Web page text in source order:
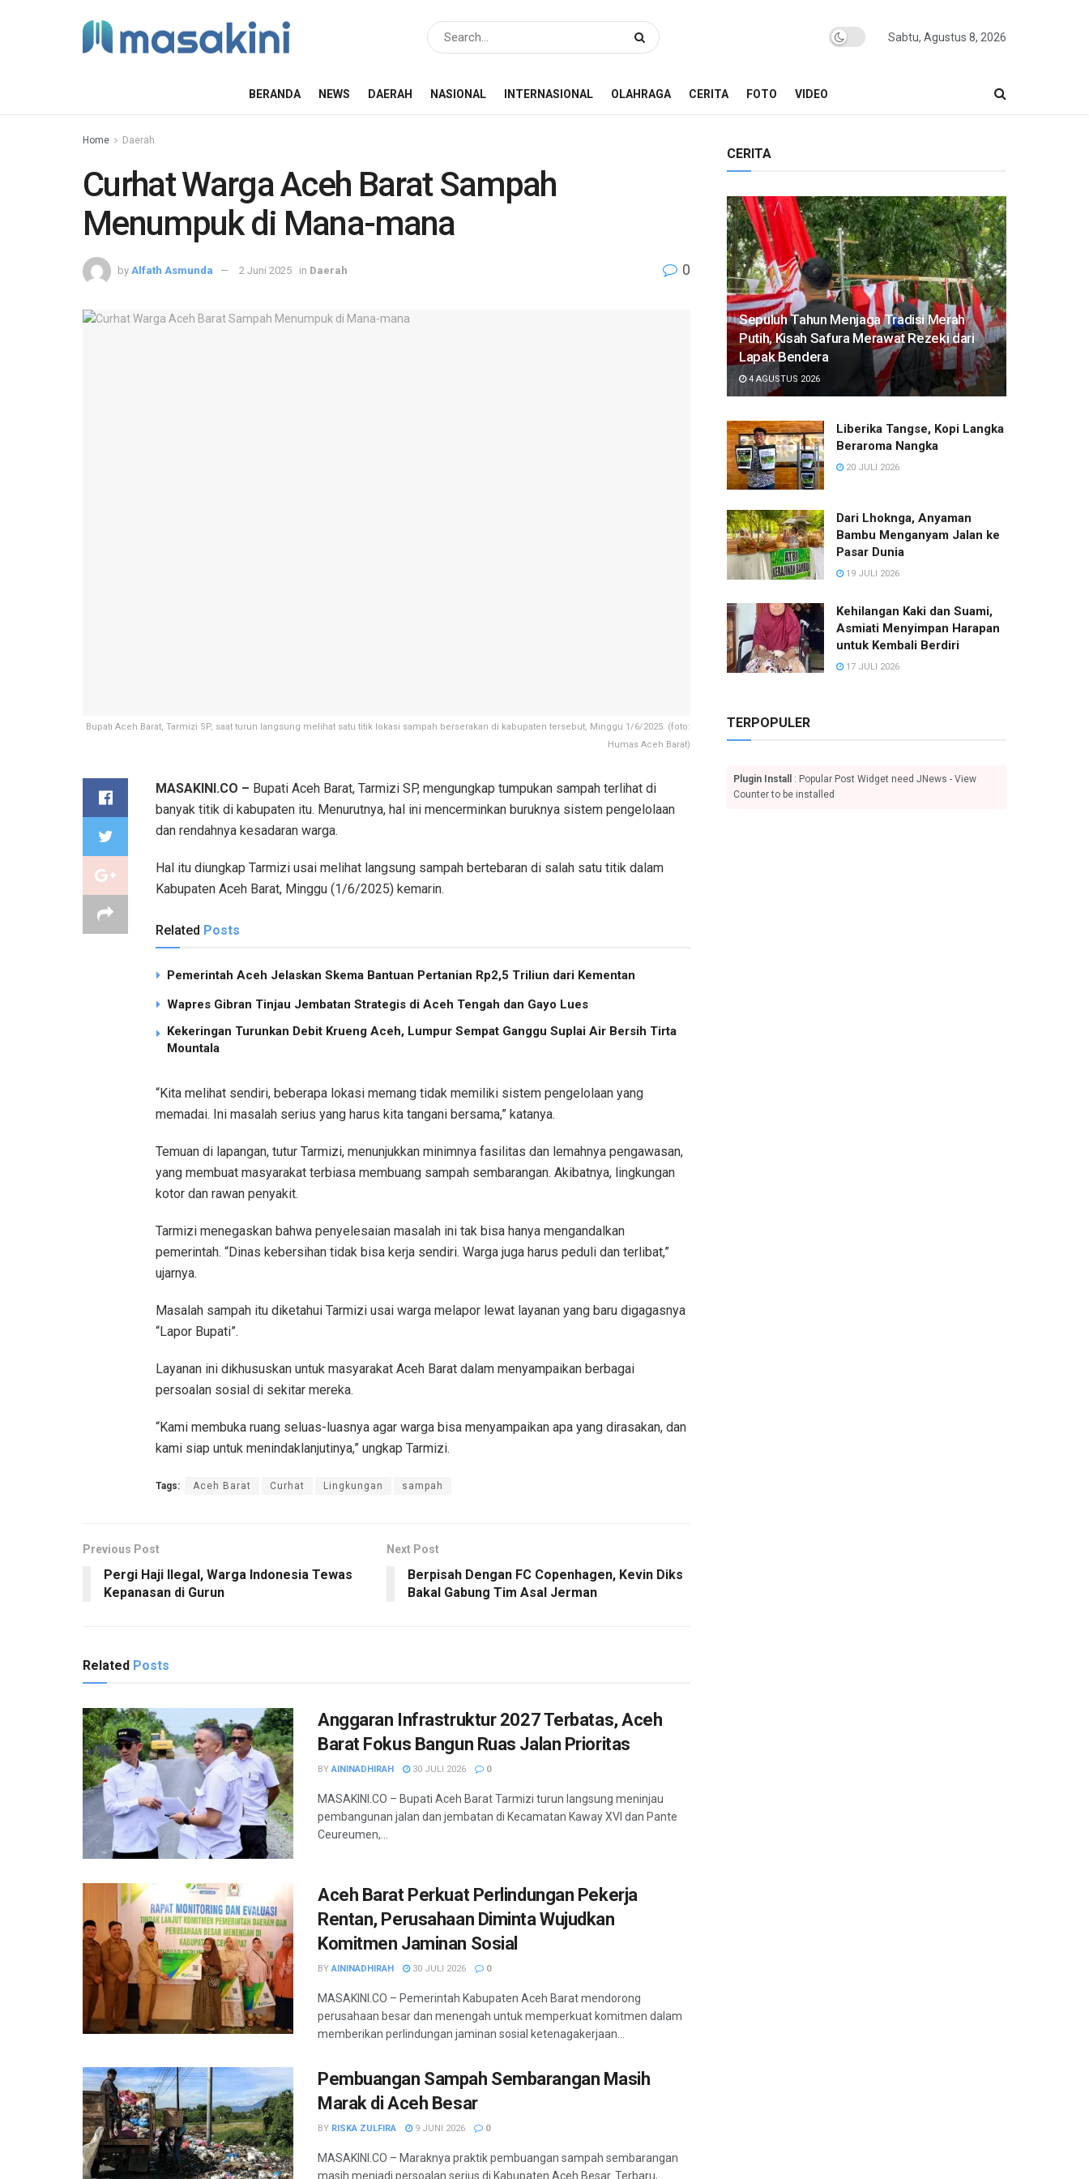
Sabtu, Agustus 8, 2026
BERANDA NEWS DAERAH NASIONAL INTERNASIONAL OLAHRAGA CERITA FOTO VIDEO
Home Daerah
Curhat Warga Aceh Barat Sampah
Menumpuk di Mana-mana
by Alfath Asmunda 2 Juni 2025 in Daerah 0
Bupati Aceh Barat, Tarmizi SP, saat turun langsung melihat satu titik lokasi sampah berserakan di kabupaten tersebut, Minggu 1/6/2025. (foto:
Humas Aceh Barat)
MASAKINI.CO – Bupati Aceh Barat, Tarmizi SP, mengungkap tumpukan sampah terlihat di
banyak titik di kabupaten itu. Menurutnya, hal ini mencerminkan buruknya sistem pengelolaan
dan rendahnya kesadaran warga.
Hal itu diungkap Tarmizi usai melihat langsung sampah bertebaran di salah satu titik dalam
Kabupaten Aceh Barat, Minggu (1/6/2025) kemarin.
Related Posts
Pemerintah Aceh Jelaskan Skema Bantuan Pertanian Rp2,5 Triliun dari Kementan
Wapres Gibran Tinjau Jembatan Strategis di Aceh Tengah dan Gayo Lues
Kekeringan Turunkan Debit Krueng Aceh, Lumpur Sempat Ganggu Suplai Air Bersih Tirta
Mountala
“Kita melihat sendiri, beberapa lokasi memang tidak memiliki sistem pengelolaan yang
memadai. Ini masalah serius yang harus kita tangani bersama,” katanya.
Temuan di lapangan, tutur Tarmizi, menunjukkan minimnya fasilitas dan lemahnya pengawasan,
yang membuat masyarakat terbiasa membuang sampah sembarangan. Akibatnya, lingkungan
kotor dan rawan penyakit.
Tarmizi menegaskan bahwa penyelesaian masalah ini tak bisa hanya mengandalkan
pemerintah. “Dinas kebersihan tidak bisa kerja sendiri. Warga juga harus peduli dan terlibat,”
ujarnya.
Masalah sampah itu diketahui Tarmizi usai warga melapor lewat layanan yang baru digagasnya
“Lapor Bupati”.
Layanan ini dikhususkan untuk masyarakat Aceh Barat dalam menyampaikan berbagai
persoalan sosial di sekitar mereka.
“Kami membuka ruang seluas-luasnya agar warga bisa menyampaikan apa yang dirasakan, dan
kami siap untuk menindaklanjutinya,” ungkap Tarmizi.
Tags: Aceh Barat Curhat Lingkungan sampah
Previous Post
Pergi Haji Ilegal, Warga Indonesia Tewas
Kepanasan di Gurun
Next Post
Berpisah Dengan FC Copenhagen, Kevin Diks
Bakal Gabung Tim Asal Jerman
Related Posts
Anggaran Infrastruktur 2027 Terbatas, Aceh
Barat Fokus Bangun Ruas Jalan Prioritas
BY AININADHIRAH 30 JULI 2026 0
MASAKINI.CO – Bupati Aceh Barat Tarmizi turun langsung meninjau
pembangunan jalan dan jembatan di Kecamatan Kaway XVI dan Pante
Ceureumen,...
Aceh Barat Perkuat Perlindungan Pekerja
Rentan, Perusahaan Diminta Wujudkan
Komitmen Jaminan Sosial
BY AININADHIRAH 30 JULI 2026 0
MASAKINI.CO – Pemerintah Kabupaten Aceh Barat mendorong
perusahaan besar dan menengah untuk memperkuat komitmen dalam
memberikan perlindungan jaminan sosial ketenagakerjaan...
Pembuangan Sampah Sembarangan Masih
Marak di Aceh Besar
BY RISKA ZULFIRA 9 JUNI 2026 0
MASAKINI.CO – Maraknya praktik pembuangan sampah sembarangan
masih menjadi persoalan serius di Kabupaten Aceh Besar. Terbaru,
CERITA
Sepuluh Tahun Menjaga Tradisi Merah
Putih, Kisah Safura Merawat Rezeki dari
Lapak Bendera
4 AGUSTUS 2026
Liberika Tangse, Kopi Langka
Beraroma Nangka
20 JULI 2026
Dari Lhoknga, Anyaman
Bambu Menganyam Jalan ke
Pasar Dunia
19 JULI 2026
Kehilangan Kaki dan Suami,
Asmiati Menyimpan Harapan
untuk Kembali Berdiri
17 JULI 2026
TERPOPULER
Plugin Install
: Popular Post Widget need JNews - View
Counter to be installed